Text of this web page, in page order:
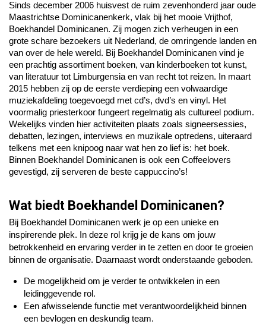
Sinds december 2006 huisvest de ruim zevenhonderd jaar oude
Maastrichtse Dominicanenkerk, vlak bij het mooie Vrijthof,
Boekhandel Dominicanen. Zij mogen zich verheugen in een
grote schare bezoekers uit Nederland, de omringende landen en
van over de hele wereld. Bij Boekhandel Dominicanen vind je
een prachtig assortiment boeken, van kinderboeken tot kunst,
van literatuur tot Limburgensia en van recht tot reizen. In maart
2015 hebben zij op de eerste verdieping een volwaardige
muziekafdeling toegevoegd met cd’s, dvd’s en vinyl. Het
voormalig priesterkoor fungeert regelmatig als cultureel podium.
Wekelijks vinden hier activiteiten plaats zoals signeersessies,
debatten, lezingen, interviews en muzikale optredens, uiteraard
telkens met een knipoog naar wat hen zo lief is: het boek.
Binnen Boekhandel Dominicanen is ook een Coffeelovers
gevestigd, zij serveren de beste cappuccino’s!
Wat biedt Boekhandel Dominicanen?
Bij Boekhandel Dominicanen werk je op een unieke en
inspirerende plek.
In deze rol krijg je de kans om jouw
betrokkenheid en ervaring verder in te zetten en door te groeien
binnen de organisatie. Daarnaast wordt onderstaande geboden.
De mogelijkheid om je verder te ontwikkelen in een
leidinggevende rol.
Een afwisselende functie met verantwoordelijkheid binnen
een bevlogen en deskundig team.